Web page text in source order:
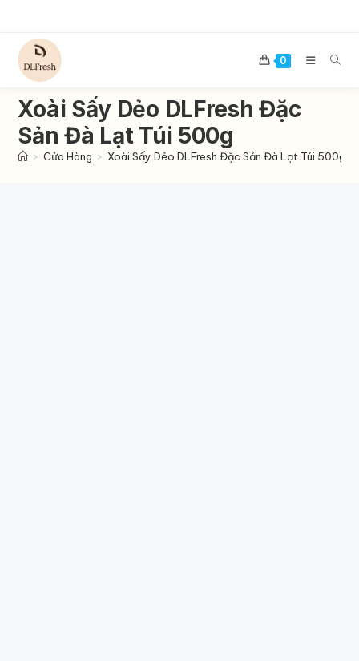
content
0
Xoài Sấy Dẻo DLFresh Đặc
Sản Đà Lạt Túi 500g
> Cửa Hàng > Xoài Sấy Dẻo DLFresh Đặc Sản Đà Lạt Túi 500g